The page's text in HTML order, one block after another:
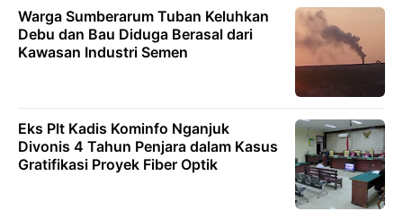
Warga Sumberarum Tuban Keluhkan
Debu dan Bau Diduga Berasal dari
Kawasan Industri Semen
Eks Plt Kadis Kominfo Nganjuk
Divonis 4 Tahun Penjara dalam Kasus
Gratifikasi Proyek Fiber Optik